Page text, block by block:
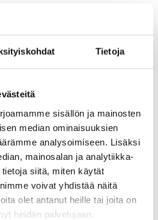
Tietoja
sisällön ja mainosten
median ominaisuuksien
analysoimiseen. Lisäksi
mainosalan ja analytiikka-
siitä, miten käytät
voivat yhdistää näitä
olet antanut heille tai joita on
heidän palvelujaan.
tekijäksi
training